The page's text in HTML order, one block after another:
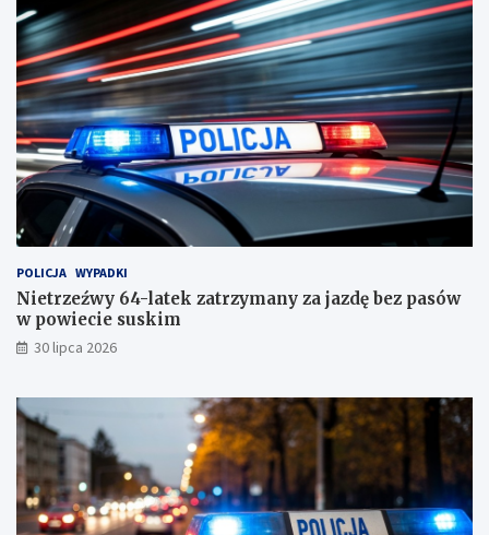
i
e
c
i
e
s
u
s
k
i
!
!
POLICJA WYPADKI
Nietrzeźwy 64-latek zatrzymany za jazdę bez pasów
w powiecie suskim
30 lipca 2026